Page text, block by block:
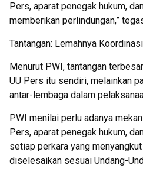
Pers, aparat penegak hukum,
memberikan perlindungan,”
Tantangan: Lemahnya
Menurut PWI, tantangan
UU Pers itu sendiri, melainkan
antar-lembaga dalam
PWI menilai perlu adanya
Pers, aparat penegak hukum,
setiap perkara yang
diselesaikan sesuai Undang-